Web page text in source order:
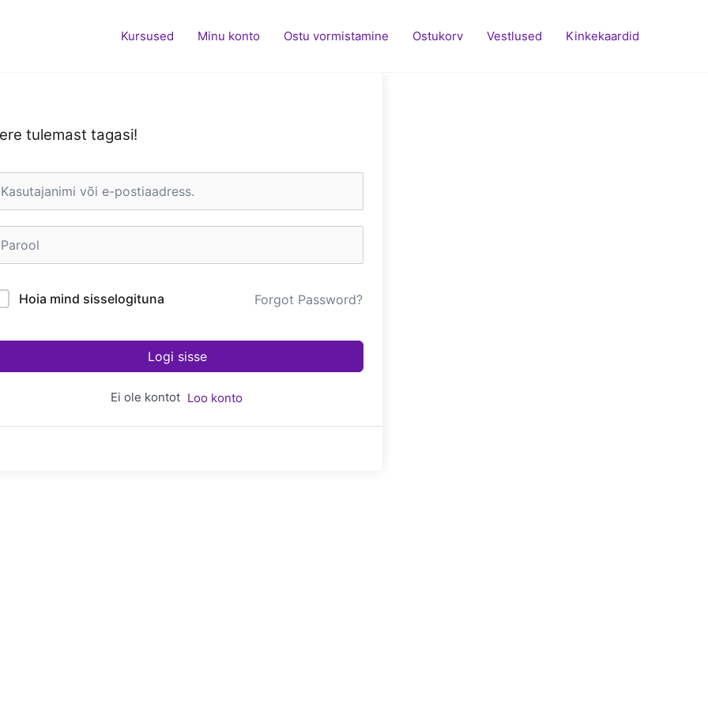
Kursused Minu konto Ostu vormistamine Ostukorv Vestlused Kinkekaardid
tulemast tagasi!
Hoia mind sisselogituna Forgot Password?
Logi sisse
Ei ole kontot Loo konto